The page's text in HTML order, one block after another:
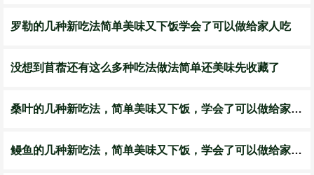
罗勒的几种新吃法简单美味又下饭学会了可以做给家人吃
没想到苜蓿还有这么多种吃法做法简单还美味先收藏了
桑叶的几种新吃法，简单美味又下饭，学会了可以做给家人吃
鳗鱼的几种新吃法，简单美味又下饭，学会了可以做给家人吃